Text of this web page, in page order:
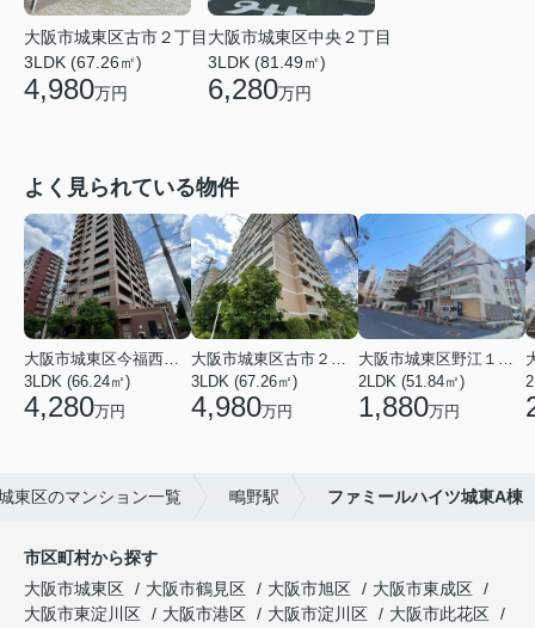
大阪市城東区古市２丁目
3LDK (67.26㎡)
4,980万円
大阪市城東区中央２丁目
3LDK (81.49㎡)
6,280万円
よく見られている物件
大阪市城東区今福西６丁目
3LDK (66.24㎡)
4,280万円
大阪市城東区古市２丁目
3LDK (67.26㎡)
4,980万円
大阪市城東区野江１丁目
2LDK (51.84㎡)
1,880万円
東区のマンション一覧 鴫野駅 ファミールハイツ城東A棟
市区町村から探す
大阪市城東区
大阪市鶴見区 大阪市旭区
大阪市東成区
大阪市東淀川区
大阪市港区 大阪市淀川区
大阪市此花区